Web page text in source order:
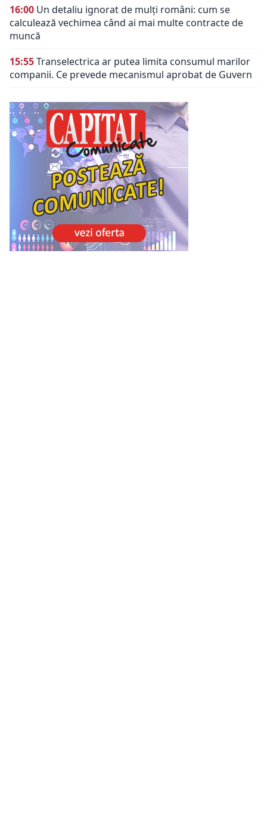
16:00 Un detaliu ignorat de mulți români: cum se
calculează vechimea când ai mai multe contracte de
muncă
15:55Transelectrica ar putea limita consumul marilor
companii. Ce prevede mecanismul aprobat de Guvern